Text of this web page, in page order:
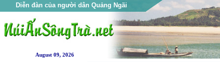
Diễn đàn của người dân Quảng Ngãi
August 09, 2026